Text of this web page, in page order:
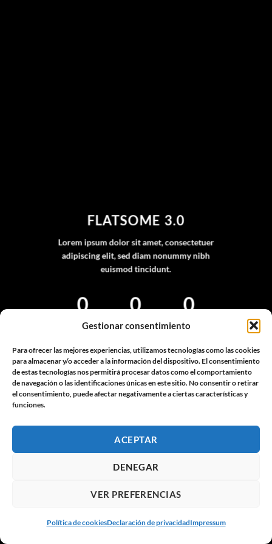
Gestionar consentimiento
Para ofrecer las mejores experiencias, utilizamos tecnologías como las cookies
para almacenar y/o acceder a la información del dispositivo. El consentimiento
de estas tecnologías nos permitirá procesar datos como el comportamiento
de navegación o las identificaciones únicas en este sitio. No consentir o retirar
el consentimiento, puede afectar negativamente a ciertas características y
funciones.
ACEPTAR
DENEGAR
VER PREFERENCIAS
Política de cookiesDeclaración de privacidadImpressum
FLATSOME 3.0
Lorem ipsum dolor sit amet, consectetuer
adipiscing elit, sed diam nonummy nibh
euismod tincidunt.
0 0 0